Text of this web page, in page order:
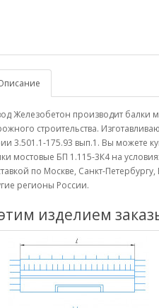
Железобетон производит балки
строительства.
3.501.1-175.93 вып.1. Вы можете
мостовые БП 1.115-3К4 на
по Москве, Санкт-Петербургу,
регионы России.
изделием